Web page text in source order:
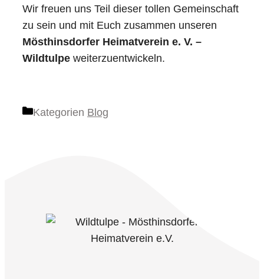
Wir freuen uns Teil dieser tollen Gemeinschaft
zu sein und mit Euch zusammen unseren
Mösthinsdorfer Heimatverein e. V. –
Wildtulpe weiterzuentwickeln.
Kategorien Blog